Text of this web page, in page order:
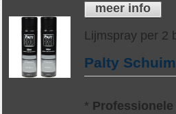
meer info
Lijmspray per 2
Palty
* Professionele